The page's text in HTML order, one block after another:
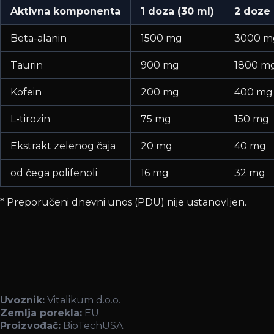
Aktivna komponenta 1 doza (30 ml) 2 doze
Beta-alanin 1500 mg 3000
Taurin 900 mg 1800
Kofein 200 mg 400 mg
L-tirozin 75 mg 150 mg
Ekstrakt zelenog čaja 20 mg 40 mg
od čega polifenoli 16 mg 32 mg
* Preporučeni dnevni unos (PDU) nije ustanovljen.
Uvoznik: Vitalikum d.o.o.
Zemlja porekla: EU
Proizvođač: BioTechUSA